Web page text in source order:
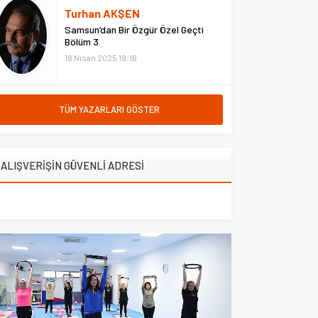
Adliyesi’nde çıkan yangına
müdahale eden Çarşı ve
Mahalle...
Turhan AKŞEN
Samsun’dan Bir Özgür Özel Geçti
Bölüm 3
18 Nisan 2025 19:16
TÜM YAZARLARI GÖSTER
ALIŞVERİŞİN GÜVENLİ ADRESİ